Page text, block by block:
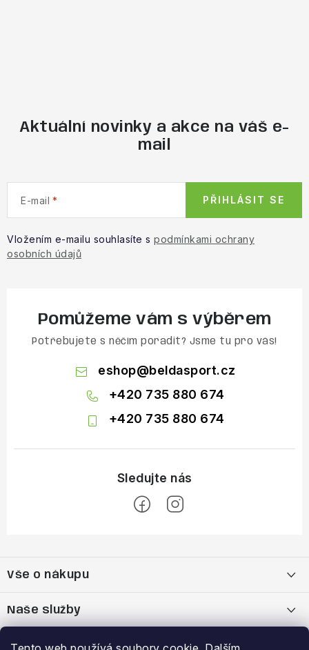
Aktuální novinky a akce na váš e-
mail
E-mail
Vložením e-mailu souhlasíte s podmínkami ochrany
osobních údajů
PŘIHLÁSIT SE
Pomůžeme vám s výběrem
Potřebujete s něčím poradit? Jsme tu pro vás!
eshop@beldasport.cz
+420 735 880 674
+420 735 880 674
p
t
Vše o nákupu
Naše služby
Výhody a slevy